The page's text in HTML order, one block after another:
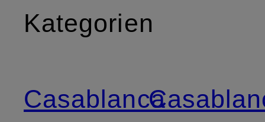
Kategorien
Casablanca